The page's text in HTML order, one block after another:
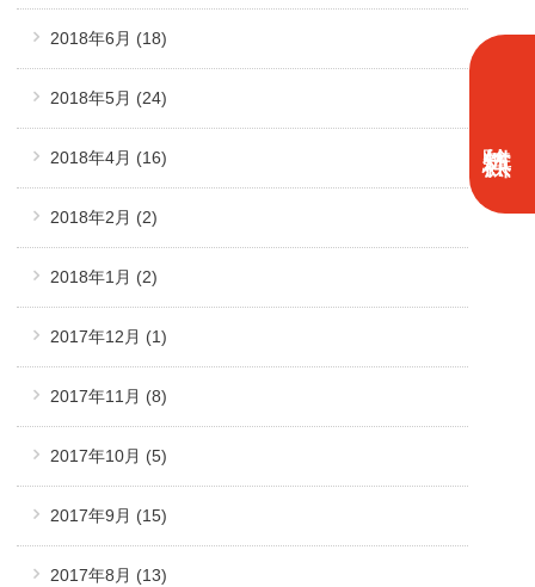
2018年6月 (18)
2018年5月 (24)
2018年4月 (16)
2018年2月 (2)
2018年1月 (2)
2017年12月 (1)
2017年11月 (8)
2017年10月 (5)
2017年9月 (15)
2017年8月 (13)